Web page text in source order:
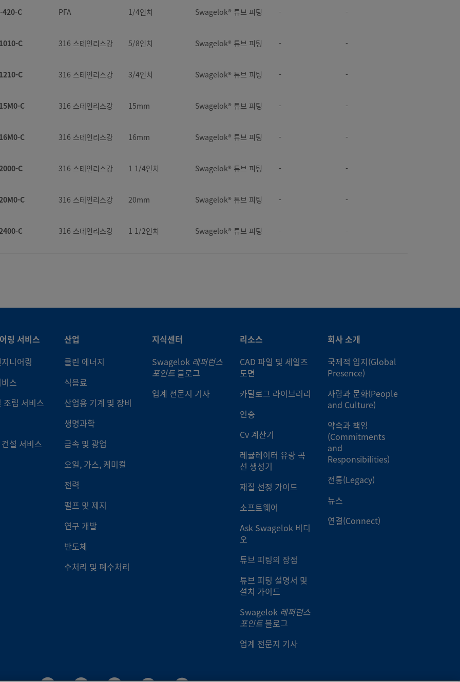
P 316 스테인리스강 3/4인치 Swagelok® 튜브 피팅 - -
P 316 스테인리스강 1인치 Swagelok® 튜브 피팅 - -
P 316 스테인리스강 16mm Swagelok® 튜브 피팅 - -
P 316 스테인리스강 18mm Swagelok® 튜브 피팅 - -
P 316 스테인리스강 1/8인치 Swagelok® 튜브 피팅 - -
P 황동 1/4인치 Swagelok® 튜브 피팅 - -
P 황동 3/8인치 Swagelok® 튜브 피팅 - -
P 황동 1/2인치 Swagelok® 튜브 피팅 - -
620-P PFA 3/8인치 Swagelok® 튜브 피팅 - -
1/2인치 Swagelok® 튜브 피팅 - -
P 316 스테인리스강 -
Swagelok® 튜브 피팅 -
316 스테인리스강 Swagelok® 튜브 피팅 - -
-
316 스테인리스강
Swagelok® 튜브 피팅 -
Swagelok® 튜브 피팅 -
Swagelok® 튜브 피팅 -
420-C PFA 1/4인치 Swagelok® 튜브 피팅 - -
C 316 스테인리스강 5/8인치 Swagelok® 튜브 피팅 - -
C 316 스테인리스강 3/4인치 Swagelok® 튜브 피팅 - -
C 316 스테인리스강 15mm Swagelok® 튜브 피팅 - -
C 316 스테인리스강 16mm Swagelok® 튜브 피팅 - -
C 316 스테인리스강 1 1/4인치 Swagelok® 튜브 피팅 - -
C 316 스테인리스강 20mm Swagelok® 튜브 피팅 - -
C 316 스테인리스강 1 1/2인치 Swagelok® 튜브 피팅 - -
C 316 스테인리스강
C 316 스테인리스강
C 황동 Swagelok® 튜브 피팅
C 황동 Swagelok® 튜브 피팅
황동 Swagelok® 튜브 피팅 - -
황동 Swagelok® 튜브 피팅
316 스테인리스강 Swagelok® 튜브 피팅
316 스테인리스강 10mm Swagelok® 튜브 피팅 -
링 서비스
니어링
스
조립 서비스
설 서비스
산업
클린 에너지
식음료
산업용 기계 및 장비
생명과학
금속 및 광업
오일, 가스, 케미컬
전력
펄프 및 제지
연구 개발
반도체
수처리 및 폐수처리
지식센터
Swagelok 레퍼런스
포인트 블로그
업계 전문지 기사
리소스
CAD 파일 및 세일즈
도면
카탈로그 라이브러리
인증
Cv 계산기
레귤레이터 유량 곡
선 생성기
재질 선정 가이드
소프트웨어
Ask Swagelok 비디
오
튜브 피팅의 장점
튜브 피팅 설명서 및
설치 가이드
Swagelok 레퍼런스
포인트 블로그
업계 전문지 기사
회사 소개
국제적 입지(Global
Presence)
사람과 문화(People
and Culture)
약속과 책임
(Commitments
and
Responsibilities)
전통(Legacy)
뉴스
연결(Connect)